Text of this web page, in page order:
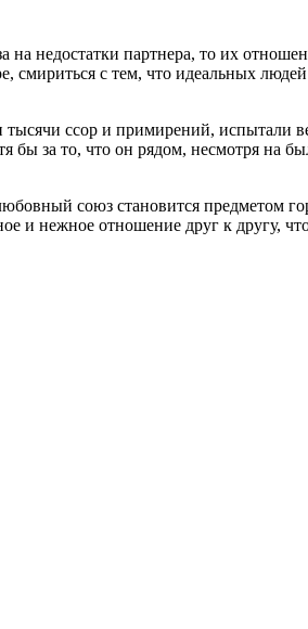
на недостатки партнера, то их
с тем, что идеальных
ссор и примирений, испытали
бы за то, что он рядом, несмотря на
союз становится предметом
и нежное отношение друг к другу,